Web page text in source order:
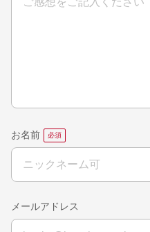
お名前
メールアドレス